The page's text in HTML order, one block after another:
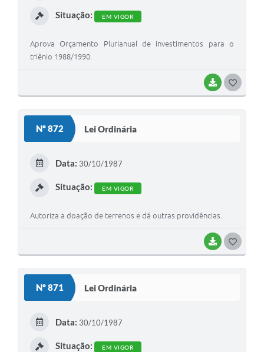
BAIXAR
Situação: EM VIGOR
Aprova Orçamento Plurianual de investimentos para o
triênio 1988/1990.
Nº 872 Lei Ordinária
BAIXAR
Data: 30/10/1987
Situação: EM VIGOR
Autoriza a doação de terrenos e dá outras providências.
Nº 871 Lei Ordinária
Data: 30/10/1987
Situação: EM VIGOR